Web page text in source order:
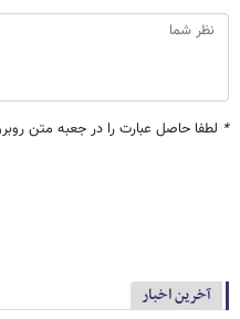
* لطفا حاصل عبارت را در جعبه متن
آخرین اخبار